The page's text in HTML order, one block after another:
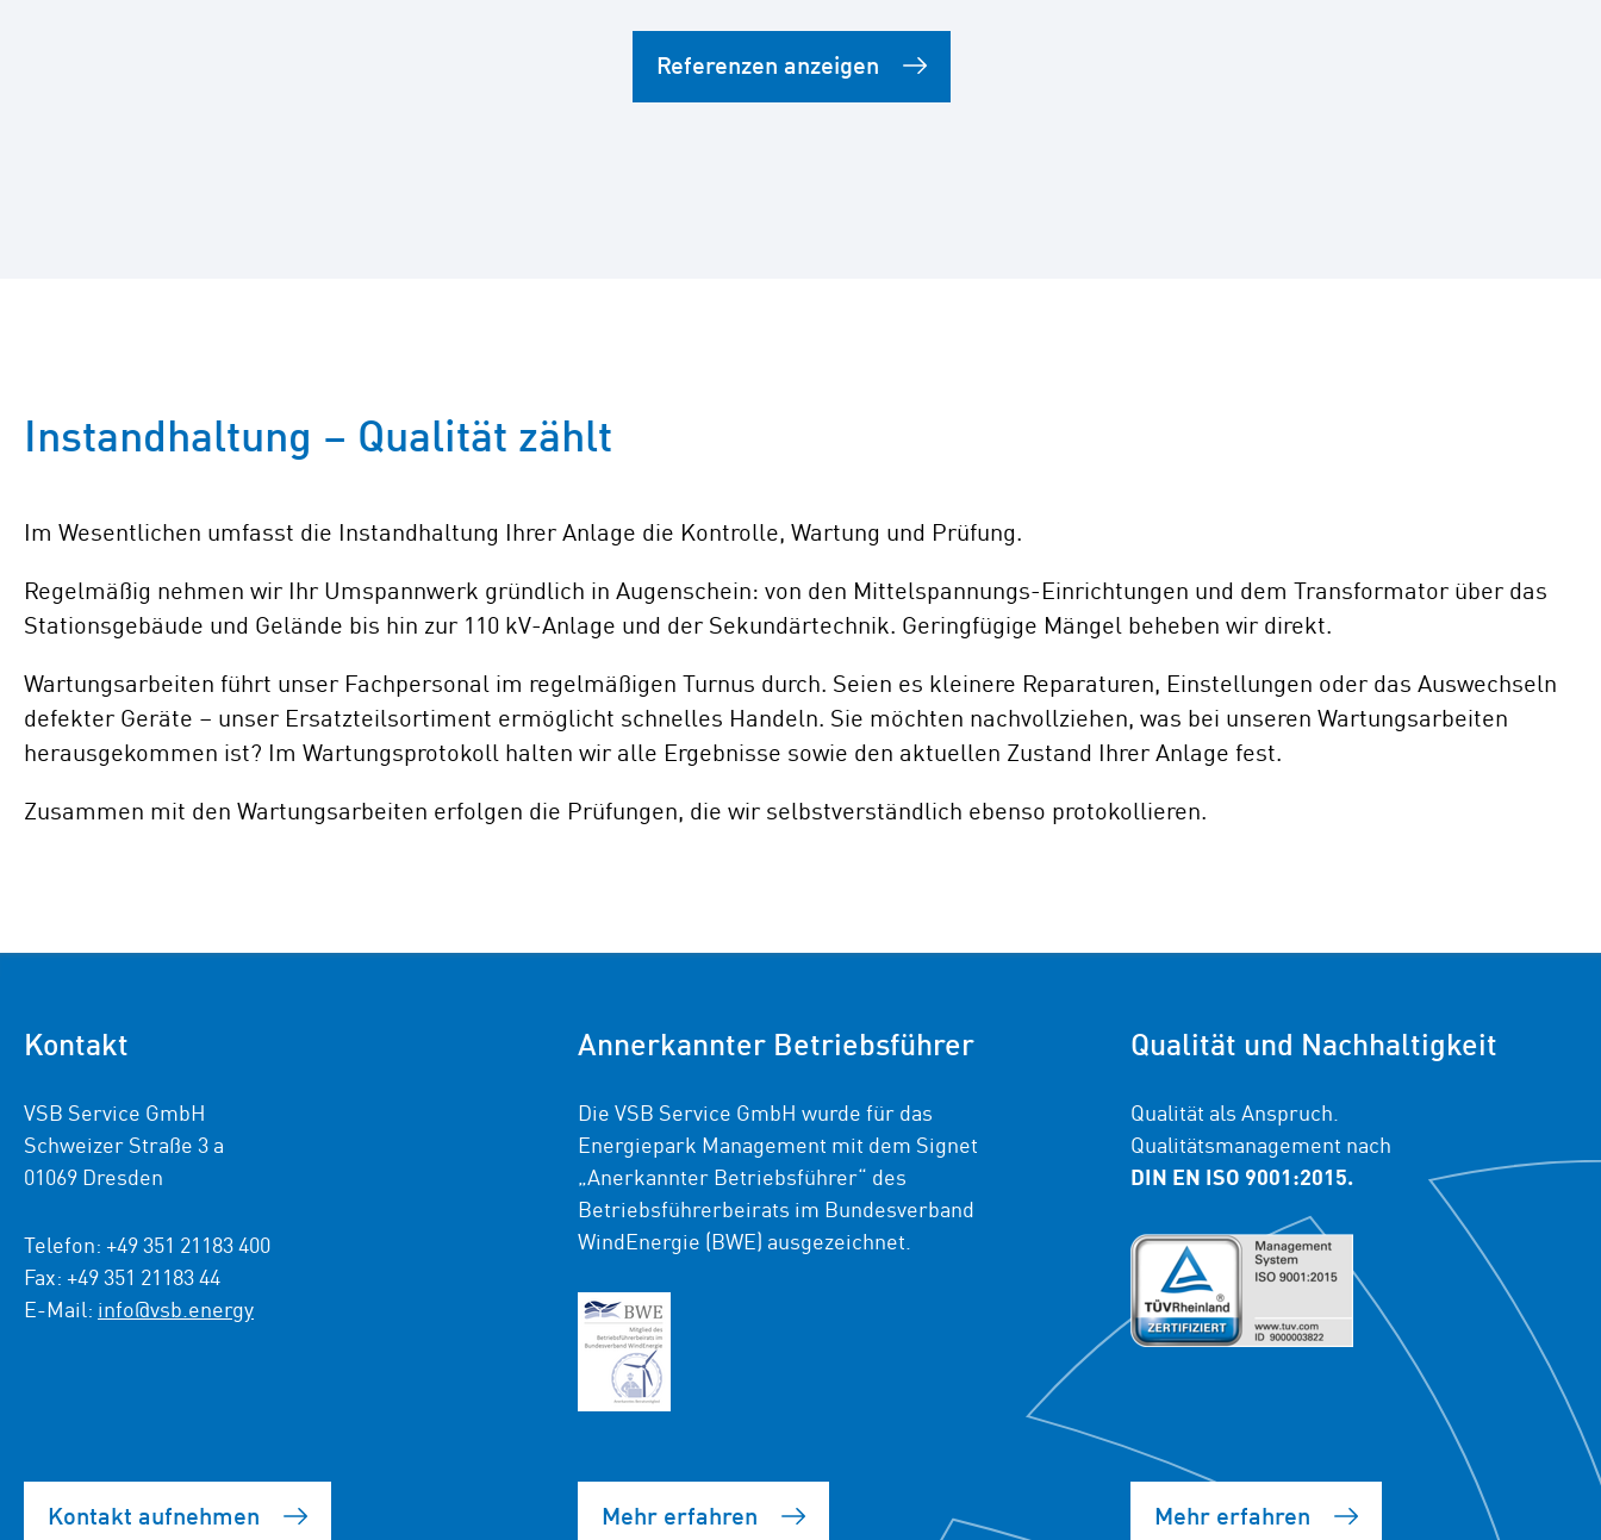
Referenzen anzeigen
Instandhaltung – Qualität zählt
Im Wesentlichen umfasst die Instandhaltung Ihrer Anlage die Kontrolle, Wartung und Prüfung.
Regelmäßig nehmen wir Ihr Umspannwerk gründlich in Augenschein: von den Mittelspannungs-Einrichtungen und dem Transformator über das
Stationsgebäude und Gelände bis hin zur 110 kV-Anlage und der Sekundärtechnik. Geringfügige Mängel beheben wir direkt.
Wartungsarbeiten führt unser Fachpersonal im regelmäßigen Turnus durch. Seien es kleinere Reparaturen, Einstellungen oder das Auswechseln
defekter Geräte – unser Ersatzteilsortiment ermöglicht schnelles Handeln. Sie möchten nachvollziehen, was bei unseren Wartungsarbeiten
herausgekommen ist? Im Wartungsprotokoll halten wir alle Ergebnisse sowie den aktuellen Zustand Ihrer Anlage fest.
Zusammen mit den Wartungsarbeiten erfolgen die Prüfungen, die wir selbstverständlich ebenso protokollieren.
Kontakt
VSB Service GmbH
Schweizer Straße 3 a
01069 Dresden
Telefon: +49 351 21183 400
Fax: +49 351 21183 44
E-Mail: info@vsb.energy
Kontakt aufnehmen
Annerkannter Betriebsführer
Die VSB Service GmbH wurde für das
Energiepark Management mit dem Signet
„Anerkannter Betriebsführer“ des
Betriebsführerbeirats im Bundesverband
WindEnergie (BWE) ausgezeichnet.
Mehr erfahren
Qualität und Nachhaltigkeit
Qualität als Anspruch.
Qualitätsmanagement nach
DIN EN ISO 9001:2015.
Mehr erfahren